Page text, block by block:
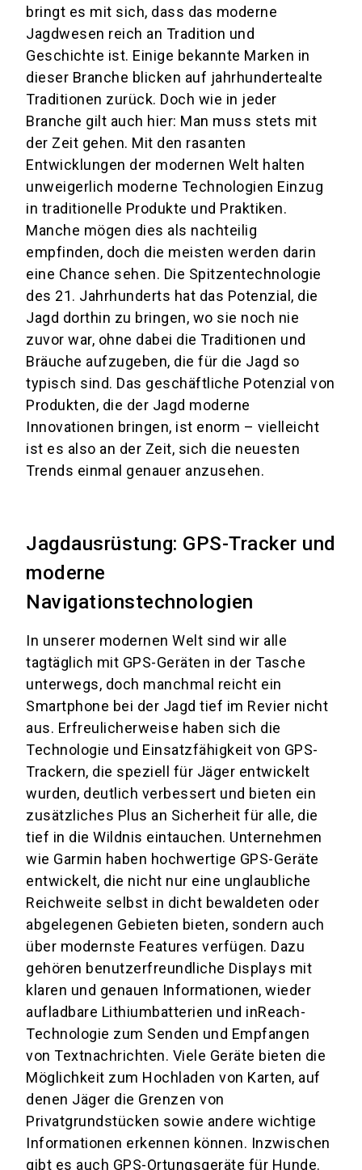
bringt es mit sich, dass das moderne
Jagdwesen reich an Tradition und
Geschichte ist. Einige bekannte Marken in
dieser Branche blicken auf jahrhundertealte
Traditionen zurück. Doch wie in jeder
Branche gilt auch hier: Man muss stets mit
der Zeit gehen. Mit den rasanten
Entwicklungen der modernen Welt halten
unweigerlich moderne Technologien Einzug
in traditionelle Produkte und Praktiken.
Manche mögen dies als nachteilig
empfinden, doch die meisten werden darin
eine Chance sehen. Die Spitzentechnologie
des 21. Jahrhunderts hat das Potenzial, die
Jagd dorthin zu bringen, wo sie noch nie
zuvor war, ohne dabei die Traditionen und
Bräuche aufzugeben, die für die Jagd so
typisch sind. Das geschäftliche Potenzial von
Produkten, die der Jagd moderne
Innovationen bringen, ist enorm – vielleicht
ist es also an der Zeit, sich die neuesten
Trends einmal genauer anzusehen.
Jagdausrüstung: GPS-Tracker und
moderne
Navigationstechnologien
In unserer modernen Welt sind wir alle
tagtäglich mit GPS-Geräten in der Tasche
unterwegs, doch manchmal reicht ein
Smartphone bei der Jagd tief im Revier nicht
aus. Erfreulicherweise haben sich die
Technologie und Einsatzfähigkeit von GPS-
Trackern, die speziell für Jäger entwickelt
wurden, deutlich verbessert und bieten ein
zusätzliches Plus an Sicherheit für alle, die
tief in die Wildnis eintauchen. Unternehmen
wie Garmin haben hochwertige GPS-Geräte
entwickelt, die nicht nur eine unglaubliche
Reichweite selbst in dicht bewaldeten oder
abgelegenen Gebieten bieten, sondern auch
über modernste Features verfügen. Dazu
gehören benutzerfreundliche Displays mit
klaren und genauen Informationen, wieder
aufladbare Lithiumbatterien und inReach-
Technologie zum Senden und Empfangen
von Textnachrichten. Viele Geräte bieten die
Möglichkeit zum Hochladen von Karten, auf
denen Jäger die Grenzen von
Privatgrundstücken sowie andere wichtige
Informationen erkennen können. Inzwischen
gibt es auch GPS-Ortungsgeräte für Hunde.